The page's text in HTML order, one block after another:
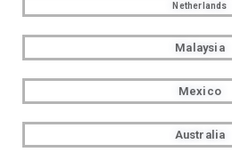
Netherlands
Malaysia
Mexico
Australia